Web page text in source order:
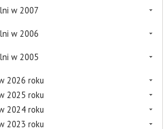
w 2007
w 2006
w 2005
2026 roku
2025 roku
2024 roku
2023 roku